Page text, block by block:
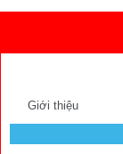
Giới thiệu